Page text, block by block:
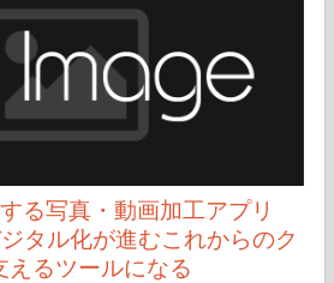
る写真・動画加工アプリ
ジタル化が進むこれからのク
えるツールになる